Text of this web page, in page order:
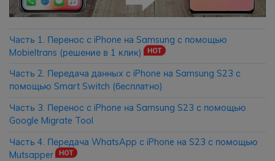
Приложение
Mutsapper
Передавайте данные WhatsApp &
настроек к заводским.
Приложение MobileTrans
данные WhatsApp и файлы между
Часть 1. Перенос с iPhone на Samsung с помощью
Mobieltrans (решение в 1 клик)
Часть 2. Передача данных с iPhone на Samsung S23 с
помощью Smart Switch (бесплатно)
Часть 3. Перенос с iPhone на Samsung S23 с помощью
Google Migrate Tool
Часть 4. Передача WhatsApp с iPhone на S23 с помощью
Mutsapper